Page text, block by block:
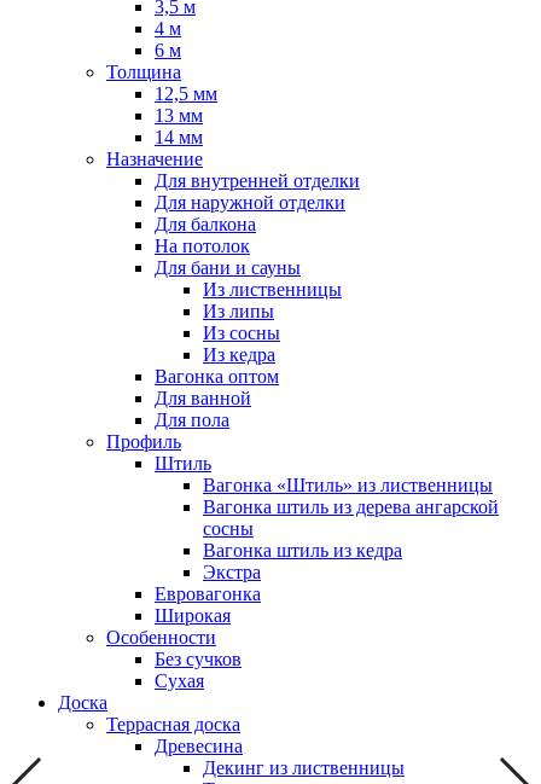
3,5 м
4 м
6 м
Толщина
12,5 мм
13 мм
14 мм
Назначение
Для внутренней отделки
Для наружной отделки
Для балкона
На потолок
Для бани и сауны
Из лиственницы
Из липы
Из сосны
Из кедра
Вагонка оптом
Для ванной
Для пола
Профиль
Штиль
Вагонка «Штиль» из лиственницы
Вагонка штиль из дерева ангарской
сосны
Вагонка штиль из кедра
Экстра
Евровагонка
Широкая
Особенности
Без сучков
Сухая
Доска
Террасная доска
Древесина
Декинг из лиственницы